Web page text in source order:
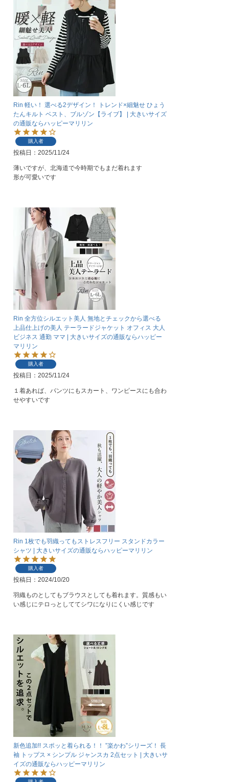
Rin 軽い！ 選べる2デザイン！ トレンド×細魅せ ひょう
たんキルト ベスト、ブルゾン【ライブ】 | 大きいサイズ
の通販ならハッピーマリリン
購入者
投稿日 2025/11/24
薄いですが、北海道で今時期でもまだ着れます
形が可愛いです
Rin 全方位シルエット美人 無地とチェックから選べる
上品仕上げの美人 テーラードジャケット オフィス 大人
ビジネス 通勤 ママ | 大きいサイズの通販ならハッピー
マリリン
購入者
投稿日 2025/11/24
１着あれば、パンツにもスカート、ワンピースにも合わ
せやすいです
Rin 1枚でも羽織ってもストレスフリー スタンドカラー
シャツ | 大きいサイズの通販ならハッピーマリリン
購入者
投稿日 2024/10/20
羽織ものとしてもブラウスとしても着れます。質感もい
い感じにテロっとしててシワになりにくい感じです
新色追加!! スポッと着られる！！ ”楽かわ”シリーズ！ 長
袖 トップス × シンプル ジャンスカ 2点セット | 大きいサ
イズの通販ならハッピーマリリン